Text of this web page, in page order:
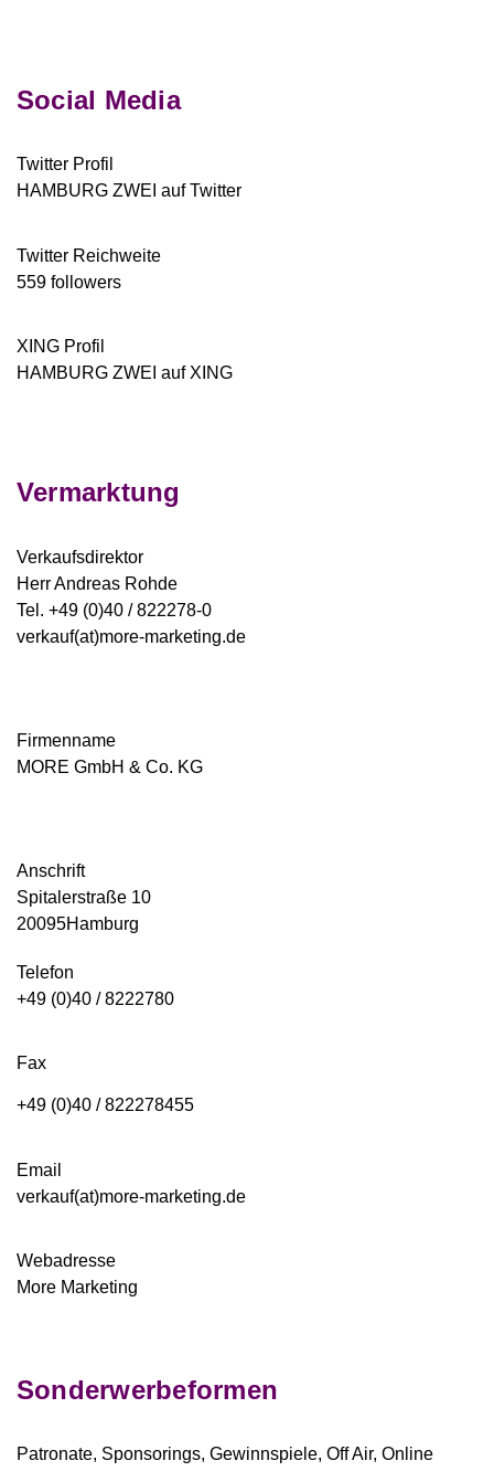
Social Media
Twitter Profil
HAMBURG ZWEI auf Twitter
Twitter Reichweite
559 followers
XING Profil
HAMBURG ZWEI auf XING
Vermarktung
Verkaufsdirektor
Herr Andreas Rohde
Tel. +49 (0)40 / 822278-0
verkauf(at)more-marketing.de
Firmenname
MORE GmbH & Co. KG
Anschrift
Spitalerstraße 10
20095Hamburg
Telefon
+49 (0)40 / 8222780
Fax
+49 (0)40 / 822278455
Email
verkauf(at)more-marketing.de
Webadresse
More Marketing
Sonderwerbeformen
Patronate, Sponsorings, Gewinnspiele, Off Air, Online